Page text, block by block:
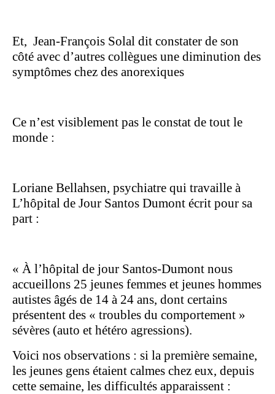
Et, Jean-François Solal dit constater de son
côté avec d’autres collègues une diminution des
symptômes chez des anorexiques
Ce n’est visiblement pas le constat de tout le
monde :
Loriane Bellahsen, psychiatre qui travaille à
L’hôpital de Jour Santos Dumont écrit pour sa
part :
« À l’hôpital de jour Santos-Dumont nous
accueillons 25 jeunes femmes et jeunes hommes
autistes âgés de 14 à 24 ans, dont certains
présentent des « troubles du comportement »
sévères (auto et hétéro agressions).
Voici nos observations : si la première semaine,
les jeunes gens étaient calmes chez eux, depuis
cette semaine, les difficultés apparaissent :